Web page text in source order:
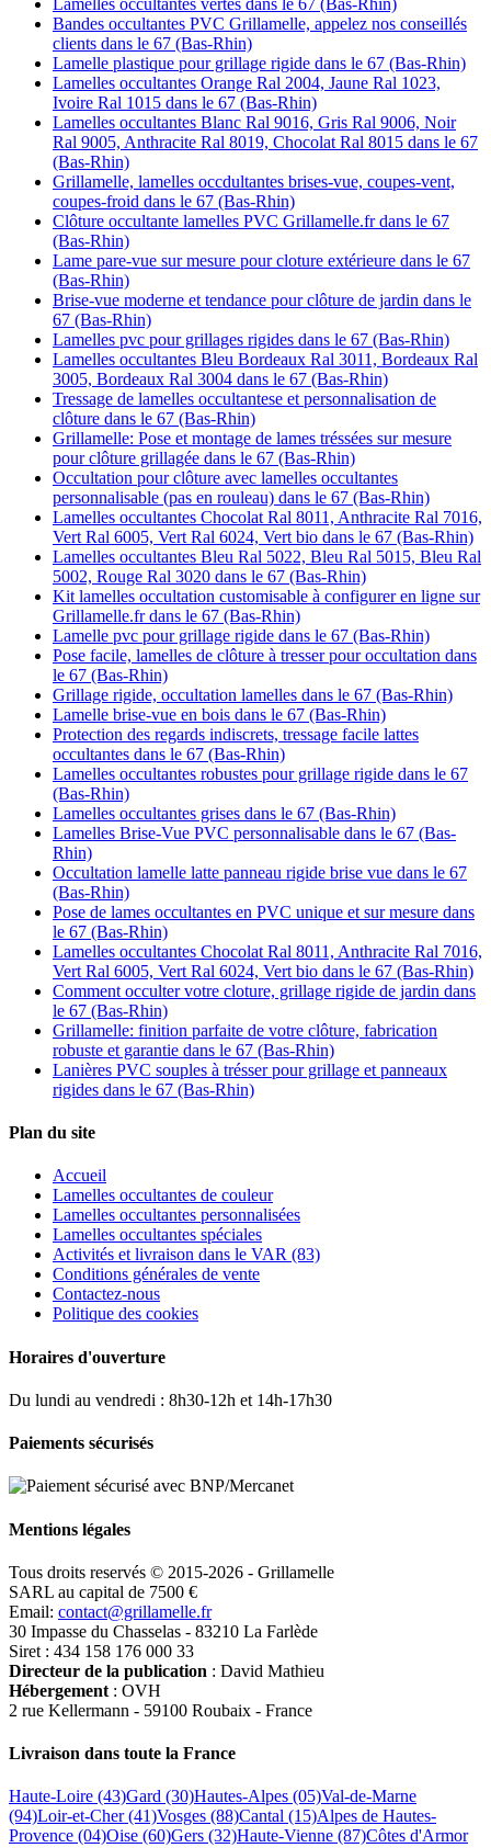
Bandes occultantes PVC Grillamelle, appelez nos conseillés
clients dans le 67 (Bas-Rhin)
Lamelle plastique pour grillage rigide dans le 67 (Bas-Rhin)
Lamelles occultantes Orange Ral 2004, Jaune Ral 1023,
Ivoire Ral 1015 dans le 67 (Bas-Rhin)
Lamelles occultantes Blanc Ral 9016, Gris Ral 9006, Noir
Ral 9005, Anthracite Ral 8019, Chocolat Ral 8015 dans le 67
(Bas-Rhin)
Grillamelle, lamelles occdultantes brises-vue, coupes-vent,
coupes-froid dans le 67 (Bas-Rhin)
Clôture occultante lamelles PVC Grillamelle.fr dans le 67
(Bas-Rhin)
Lame pare-vue sur mesure pour cloture extérieure dans le 67
(Bas-Rhin)
Brise-vue moderne et tendance pour clôture de jardin dans le
67 (Bas-Rhin)
Lamelles pvc pour grillages rigides dans le 67 (Bas-Rhin)
Lamelles occultantes Bleu Bordeaux Ral 3011, Bordeaux Ral
3005, Bordeaux Ral 3004 dans le 67 (Bas-Rhin)
Tressage de lamelles occultantese et personnalisation de
clôture dans le 67 (Bas-Rhin)
Grillamelle: Pose et montage de lames tréssées sur mesure
pour clôture grillagée dans le 67 (Bas-Rhin)
Occultation pour clôture avec lamelles occultantes
personnalisable (pas en rouleau) dans le 67 (Bas-Rhin)
Lamelles occultantes Chocolat Ral 8011, Anthracite Ral 7016,
Vert Ral 6005, Vert Ral 6024, Vert bio dans le 67 (Bas-Rhin)
Lamelles occultantes Bleu Ral 5022, Bleu Ral 5015, Bleu Ral
5002, Rouge Ral 3020 dans le 67 (Bas-Rhin)
Kit lamelles occultation customisable à configurer en ligne sur
Grillamelle.fr dans le 67 (Bas-Rhin)
Lamelle pvc pour grillage rigide dans le 67 (Bas-Rhin)
Pose facile, lamelles de clôture à tresser pour occultation dans
le 67 (Bas-Rhin)
Grillage rigide, occultation lamelles dans le 67 (Bas-Rhin)
Lamelle brise-vue en bois dans le 67 (Bas-Rhin)
Protection des regards indiscrets, tressage facile lattes
occultantes dans le 67 (Bas-Rhin)
Lamelles occultantes robustes pour grillage rigide dans le 67
(Bas-Rhin)
Lamelles occultantes grises dans le 67 (Bas-Rhin)
Lamelles Brise-Vue PVC personnalisable dans le 67 (Bas-
Rhin)
Occultation lamelle latte panneau rigide brise vue dans le 67
(Bas-Rhin)
Pose de lames occultantes en PVC unique et sur mesure dans
le 67 (Bas-Rhin)
Lamelles occultantes Chocolat Ral 8011, Anthracite Ral 7016,
Vert Ral 6005, Vert Ral 6024, Vert bio dans le 67 (Bas-Rhin)
Comment occulter votre cloture, grillage rigide de jardin dans
le 67 (Bas-Rhin)
Grillamelle: finition parfaite de votre clôture, fabrication
robuste et garantie dans le 67 (Bas-Rhin)
Lanières PVC souples à trésser pour grillage et panneaux
rigides dans le 67 (Bas-Rhin)
Plan du site
Accueil
Lamelles occultantes de couleur
Lamelles occultantes personnalisées
Lamelles occultantes spéciales
Activités et livraison dans le VAR (83)
Conditions générales de vente
Contactez-nous
Politique des cookies
Horaires d'ouverture
Du lundi au vendredi : 8h30-12h et 14h-17h30
Paiements sécurisés
Mentions légales
Tous droits reservés © 2015-2026 - Grillamelle
SARL au capital de 7500 €
Email: contact@grillamelle.fr
30 Impasse du Chasselas - 83210 La Farlède
Siret : 434 158 176 000 33
Directeur de la publication : David Mathieu
Hébergement : OVH
2 rue Kellermann - 59100 Roubaix - France
Livraison dans toute la France
Haute-Loire (43)Gard (30)Hautes-Alpes (05)Val-de-Marne
(94)Loir-et-Cher (41)Vosges (88)Cantal (15)Alpes de Hautes-
Provence (04)Oise (60)Gers (32)Haute-Vienne (87)Côtes d'Armor